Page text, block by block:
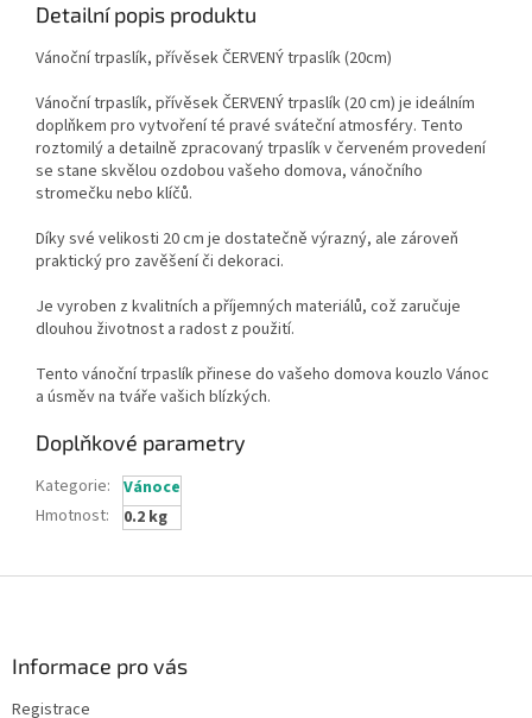
Detailní popis produktu
Vánoční trpaslík, přívěsek ČERVENÝ trpaslík (20cm)
Vánoční trpaslík, přívěsek ČERVENÝ trpaslík (20 cm) je ideálním
doplňkem pro vytvoření té pravé sváteční atmosféry. Tento
roztomilý a detailně zpracovaný trpaslík v červeném provedení
se stane skvělou ozdobou vašeho domova, vánočního
stromečku nebo klíčů.
Díky své velikosti 20 cm je dostatečně výrazný, ale zároveň
praktický pro zavěšení či dekoraci.
Je vyroben z kvalitních a příjemných materiálů, což zaručuje
dlouhou životnost a radost z použití.
Tento vánoční trpaslík přinese do vašeho domova kouzlo Vánoc
a úsměv na tváře vašich blízkých.
Doplňkové parametry
Kategorie: Vánoce
Hmotnost: 0.2 kg
Informace pro vás
Registrace